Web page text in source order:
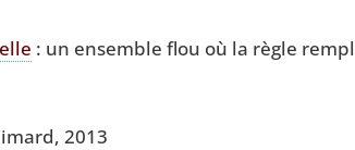
: un ensemble flou où la règle
2013